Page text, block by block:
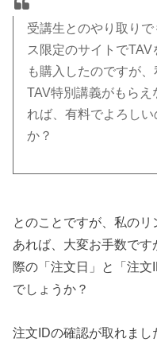
受講生とのやり取り
ス限定のサイトで
も購入したのですが
TAV特別講義がもら
れば、有料でよろし
か？
とのことですが、私の
あれば、大変お手数で
際の「注文日」と「注
でしょうか？
注文IDの確認が取れま